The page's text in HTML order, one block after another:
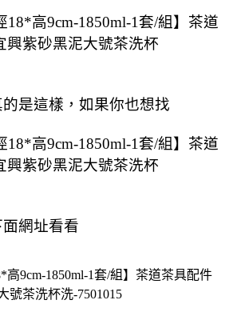
18*高9cm-1850ml-1套/組】茶道
興紫砂黑泥大號茶洗杯
是這樣，如果你也想找
18*高9cm-1850ml-1套/組】茶道
興紫砂黑泥大號茶洗杯
面網址看看
高9cm-1850ml-1套/組】茶道茶具配件
號茶洗杯洗-7501015